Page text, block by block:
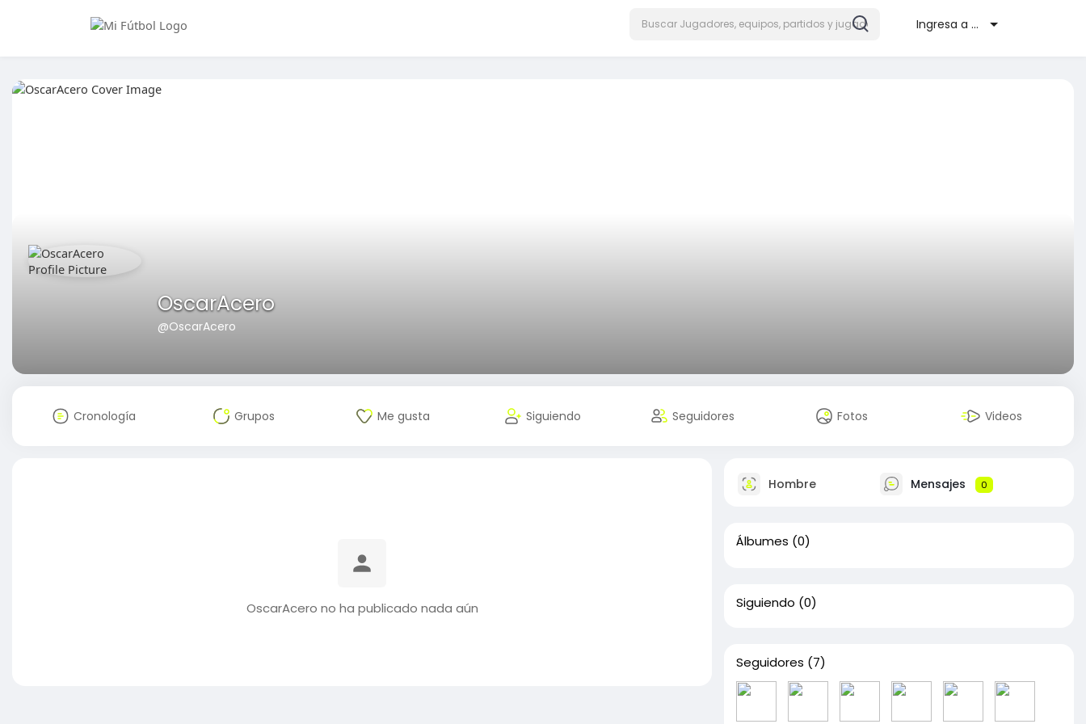
Ingresa a Mifutbol.co
OscarAcero
@OscarAcero
Cronología Grupos Me gusta Siguiendo Seguidores Fotos Videos
OscarAcero no ha publicado nada aún
Hombre Mensajes 0
Álbumes (0)
Siguiendo (0)
Seguidores (7)